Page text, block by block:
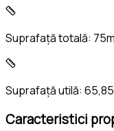
Suprafață totală:
Suprafață utilă:
Caracteristici